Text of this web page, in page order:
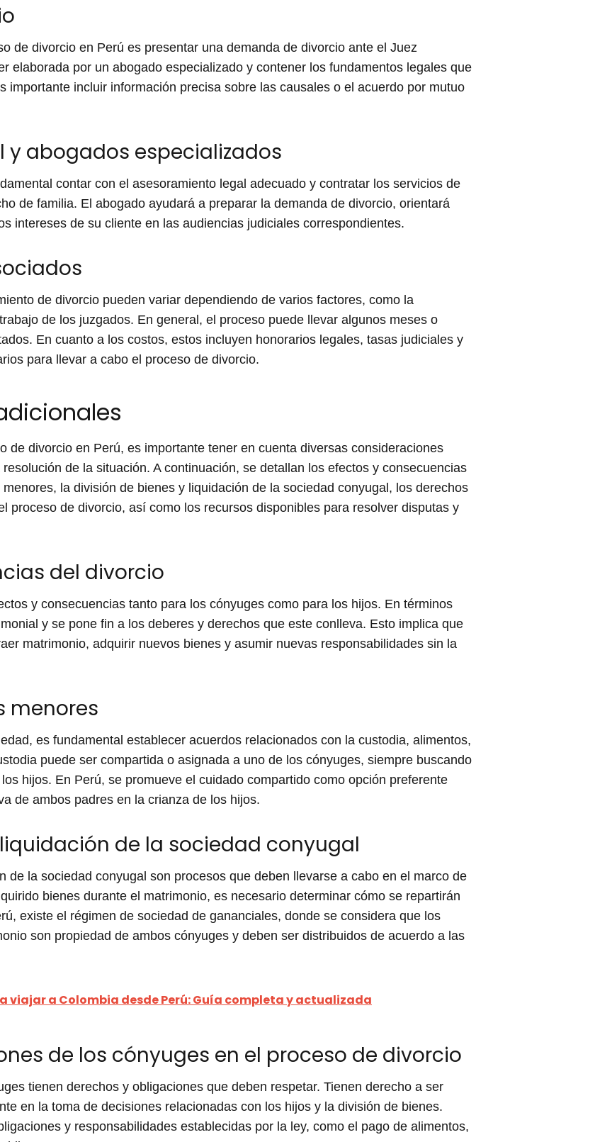
de divorcio en Perú es presentar una demanda de divorcio ante el Juez
elaborada por un abogado especializado y contener los fundamentos legales que
importante incluir información precisa sobre las causales o el acuerdo por mutuo
y abogados especializados
contar con el asesoramiento legal adecuado y contratar los servicios de
de familia. El abogado ayudará a preparar la demanda de divorcio, orientará
intereses de su cliente en las audiencias judiciales correspondientes.
de divorcio pueden variar dependiendo de varios factores, como la
de los juzgados. En general, el proceso puede llevar algunos meses o
En cuanto a los costos, estos incluyen honorarios legales, tasas judiciales y
para llevar a cabo el proceso de divorcio.
de divorcio en Perú, es importante tener en cuenta diversas consideraciones
de la situación. A continuación, se detallan los efectos y consecuencias
la división de bienes y liquidación de la sociedad conyugal, los derechos
proceso de divorcio, así como los recursos disponibles para resolver disputas y
del divorcio
y consecuencias tanto para los cónyuges como para los hijos. En términos
y se pone fin a los deberes y derechos que este conlleva. Esto implica que
matrimonio, adquirir nuevos bienes y asumir nuevas responsabilidades sin la
menores
es fundamental establecer acuerdos relacionados con la custodia, alimentos,
puede ser compartida o asignada a uno de los cónyuges, siempre buscando
hijos. En Perú, se promueve el cuidado compartido como opción preferente
de ambos padres en la crianza de los hijos.
de la sociedad conyugal
de la sociedad conyugal son procesos que deben llevarse a cabo en el marco de
bienes durante el matrimonio, es necesario determinar cómo se repartirán
existe el régimen de sociedad de gananciales, donde se considera que los
son propiedad de ambos cónyuges y deben ser distribuidos de acuerdo a las
viajar a Colombia desde Perú: Guía completa y actualizada
de los cónyuges en el proceso de divorcio
tienen derechos y obligaciones que deben respetar. Tienen derecho a ser
en la toma de decisiones relacionadas con los hijos y la división de bienes.
y responsabilidades establecidas por la ley, como el pago de alimentos,